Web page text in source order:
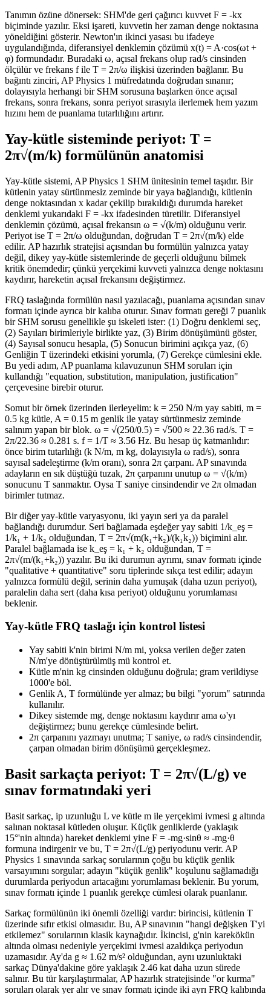
Tanımın özüne dönersek: SHM'de geri çağırıcı kuvvet F = -kx
biçiminde yazılır. Eksi işareti, kuvvetin her zaman denge noktasına
yöneldiğini gösterir. Newton'ın ikinci yasası bu ifadeye
uygulandığında, diferansiyel denklemin çözümü x(t) = A·cos(ωt +
φ) formundadır. Buradaki ω, açısal frekans olup rad/s cinsinden
ölçülür ve frekans f ile T = 2π/ω ilişkisi üzerinden bağlanır. Bu
bağıntı zinciri, AP Physics 1 müfredatında doğrudan sınanır;
dolayısıyla herhangi bir SHM sorusuna başlarken önce açısal
frekans, sonra frekans, sonra periyot sırasıyla ilerlemek hem yazım
hızını hem de puanlama tutarlılığını artırır.
Yay-kütle sisteminde periyot: T =
2π√(m/k) formülünün anatomisi
Yay-kütle sistemi, AP Physics 1 SHM ünitesinin temel taşıdır. Bir
kütlenin yatay sürtünmesiz zeminde bir yaya bağlandığı, kütlenin
denge noktasından x kadar çekilip bırakıldığı durumda hareket
denklemi yukarıdaki F = -kx ifadesinden türetilir. Diferansiyel
denklemin çözümü, açısal frekansın ω = √(k/m) olduğunu verir.
Periyot ise T = 2π/ω olduğundan, doğrudan T = 2π√(m/k) elde
edilir. AP hazırlık stratejisi açısından bu formülün yalnızca yatay
değil, dikey yay-kütle sistemlerinde de geçerli olduğunu bilmek
kritik önemdedir; çünkü yerçekimi kuvveti yalnızca denge noktasını
kaydırır, hareketin açısal frekansını değiştirmez.
FRQ taslağında formülün nasıl yazılacağı, puanlama açısından sınav
formatı içinde ayrıca bir kalıba oturur. Sınav formatı gereği 7 puanlık
bir SHM sorusu genellikle şu iskeleti ister: (1) Doğru denklemi seç,
(2) Sayıları birimleriyle birlikte yaz, (3) Birim dönüşümünü göster,
(4) Sayısal sonucu hesapla, (5) Sonucun birimini açıkça yaz, (6)
Genliğin T üzerindeki etkisini yorumla, (7) Gerekçe cümlesini ekle.
Bu yedi adım, AP puanlama kılavuzunun SHM soruları için
kullandığı "equation, substitution, manipulation, justification"
çerçevesine birebir oturur.
Somut bir örnek üzerinden ilerleyelim: k = 250 N/m yay sabiti, m =
0.5 kg kütle, A = 0.15 m genlik ile yatay sürtünmesiz zeminde
salınım yapan bir blok. ω = √(250/0.5) = √500 ≈ 22.36 rad/s. T =
2π/22.36 ≈ 0.281 s. f = 1/T ≈ 3.56 Hz. Bu hesap üç katmanlıdır:
önce birim tutarlılığı (k N/m, m kg, dolayısıyla ω rad/s), sonra
sayısal sadeleştirme (k/m oranı), sonra 2π çarpanı. AP sınavında
adayların en sık düştüğü tuzak, 2π çarpanını unutup ω = √(k/m)
sonucunu T sanmaktır. Oysa T saniye cinsindendir ve 2π olmadan
birimler tutmaz.
Bir diğer yay-kütle varyasyonu, iki yayın seri ya da paralel
bağlandığı durumdur. Seri bağlamada eşdeğer yay sabiti 1/k_eş =
1/k₁ + 1/k₂ olduğundan, T = 2π√(m(k₁+k₂)/(k₁k₂)) biçimini alır.
Paralel bağlamada ise k_eş = k₁ + k₂ olduğundan, T =
2π√(m/(k₁+k₂)) yazılır. Bu iki durumun ayrımı, sınav formatı içinde
"qualitative + quantitative" soru tiplerinde sıkça test edilir; adayın
yalnızca formülü değil, serinin daha yumuşak (daha uzun periyot),
paralelin daha sert (daha kısa periyot) olduğunu yorumlaması
beklenir.
Yay-kütle FRQ taslağı için kontrol listesi
Yay sabiti k'nin birimi N/m mi, yoksa verilen değer zaten
N/m'ye dönüştürülmüş mü kontrol et.
Kütle m'nin kg cinsinden olduğunu doğrula; gram verildiyse
1000'e böl.
Genlik A, T formülünde yer almaz; bu bilgi "yorum" satırında
kullanılır.
Dikey sistemde mg, denge noktasını kaydırır ama ω'yı
değiştirmez; bunu gerekçe cümlesinde belirt.
2π çarpanını yazmayı unutma; T saniye, ω rad/s cinsindendir,
çarpan olmadan birim dönüşümü gerçekleşmez.
Basit sarkaçta periyot: T = 2π√(L/g) ve
sınav formatındaki yeri
Basit sarkaç, ip uzunluğu L ve kütle m ile yerçekimi ivmesi g altında
salınan noktasal kütleden oluşur. Küçük genliklerde (yaklaşık
15°'nin altında) hareket denklemi yine F = -mg·sinθ ≈ -mg·θ
formuna indirgenir ve bu, T = 2π√(L/g) periyodunu verir. AP
Physics 1 sınavında sarkaç sorularının çoğu bu küçük genlik
varsayımını sorgular; adayın "küçük genlik" koşulunu sağlamadığı
durumlarda periyodun artacağını yorumlaması beklenir. Bu yorum,
sınav formatı içinde 1 puanlık gerekçe cümlesi olarak puanlanır.
Sarkaç formülünün iki önemli özelliği vardır: birincisi, kütlenin T
üzerinde sıfır etkisi olmasıdır. Bu, AP sınavının "hangi değişken T'yi
etkilemez" sorularının klasik kaynağıdır. İkincisi, g'nin karekökün
altında olması nedeniyle yerçekimi ivmesi azaldıkça periyodun
uzamasıdır. Ay'da g ≈ 1.62 m/s² olduğundan, aynı uzunluktaki
sarkaç Dünya'dakine göre yaklaşık 2.46 kat daha uzun sürede
salınır. Bu tür karşılaştırmalar, AP hazırlık stratejisinde "or kurma"
soruları olarak yer alır ve sınav formatı içinde iki ayrı FRQ kalıbında